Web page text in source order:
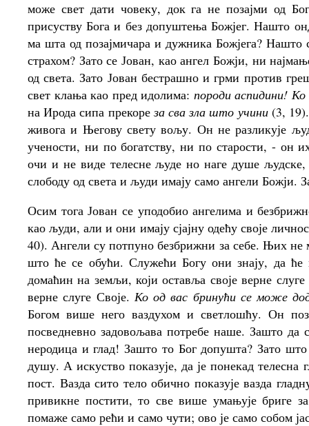
може свет дати човеку, док га не позајми од
присуству Бога и без допуштења Божјег. Нашто
ма шта од позајмичара и дужника Божјега? Нашто
страхом? Зато се Јован, као ангел Божји, ни
од света. Зато Јован бестрашно и грми против
свет клања као пред идолима: породи аспидини!
на Ирода сипа прекореза сва зла што учини(3, 19).
живога и Његову свету вољу. Он не разликује
учености, ни по богатству, ни по старости, - он
очи и не виде телесне људе но наге душе људске,
слободу од света и људи имају само ангели Божји.
Осим тога Јован се уподобио ангелима и
као људи, али и они имају сјајну одећу своје
40). Ангели су потпуно безбрижни за себе. Њих
што ће се обући. Служећи Богу они знају, да
домаћин на земљи, који оставља своје верне
верне слуге Своје. Ко од вас бринући се може
Богом више него ваздухом и светлошћу. Он
посведневно задовољава потребе наше. Зашто
неродица и глад! Зашто то Бог допушта? Зато
душу. А искуство показује, да је понекад телесна
пост. Вазда сито тело обично показује вазда
привикне постити, то све више умањује бриге
помаже само рећи и само чути; ово је само собом